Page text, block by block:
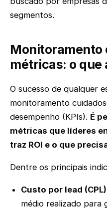
segmentos.
Monitoramento
métricas: o que
O sucesso de qualquer
monitoramento
desempenho (KPIs). É
métricas que líderes
traz ROI e o que
Dentre os principais
Custo por lead
médio realizado para